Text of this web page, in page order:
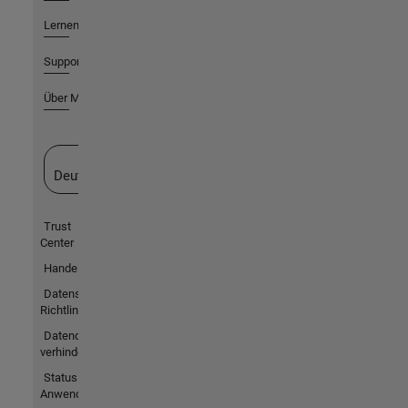
Lernen
Support
Über MathWorks
Deutschland
Trust
Center
Handelsmarken
Datenschutz-
Richtlinien
Datendiebstahl
verhindern
Status von
Anwendungen